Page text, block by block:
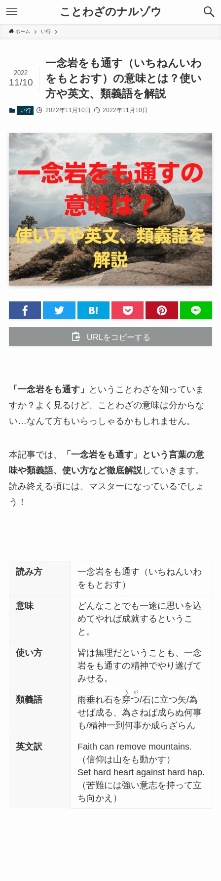
ことわざのナルゾウ
ホーム い行
一念岩をも通す（いちねんいわ
をもとおす）の意味とは？使い
方や英文、類義語を解説
2022
11/10
い行 2022年11月10日 2022年11月10日
URLをコピーする
「一念岩をも通す」
ということわざを知っていま
すか？よく見るけど、ことわざの意味は分からな
い…なんて方もいらっしゃるかもしれません。
本記事では、
「一念岩をも通す」という言葉の意
味や類義語、使い方など徹底解説していきます。
読み終える頃には、マスターになっているでしょ
う！
読み方
一念岩をも通す（いちねんいわ
をもとおす）
意味
どんなことでも一途に思いを込
めてやれば成就するというこ
と。
使い方
皆は無理だということも、一念
岩をも通すの精神でやり遂げて
みせる。
類義語 雨垂れ石を穿つ
うが
/石に立つ矢/為
せば成る、為さねば成らぬ何事
も/精神一到何事か成らざらん
英文訳
Faith can remove mountains.
（信仰は山をも動かす）
Set hard heart against hard hap.
（苦難には強い意志を持って立
ち向かえ）